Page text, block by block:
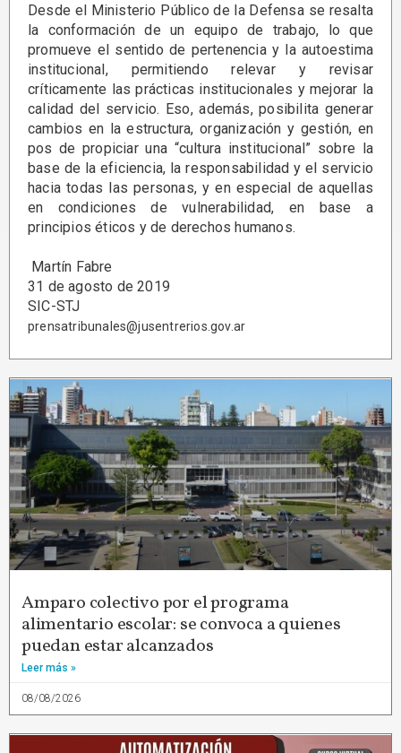
Desde el Ministerio Público de la Defensa se resalta
la conformación de un equipo de trabajo, lo que
promueve el sentido de pertenencia y la autoestima
institucional, permitiendo relevar y revisar
críticamente las prácticas institucionales y mejorar la
calidad del servicio. Eso, además, posibilita generar
cambios en la estructura, organización y gestión, en
pos de propiciar una “cultura institucional” sobre la
base de la eficiencia, la responsabilidad y el servicio
hacia todas las personas, y en especial de aquellas
en condiciones de vulnerabilidad, en base a
principios éticos y de derechos humanos.
Martín Fabre
31 de agosto de 2019
SIC-STJ
prensatribunales@jusentrerios.gov.ar
Amparo colectivo por el programa
alimentario escolar: se convoca a quienes
puedan estar alcanzados
Leer más »
08/08/2026